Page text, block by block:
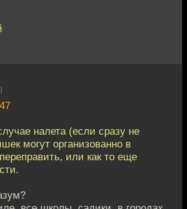
налета (если сразу не
могут организованно в
или как то еще